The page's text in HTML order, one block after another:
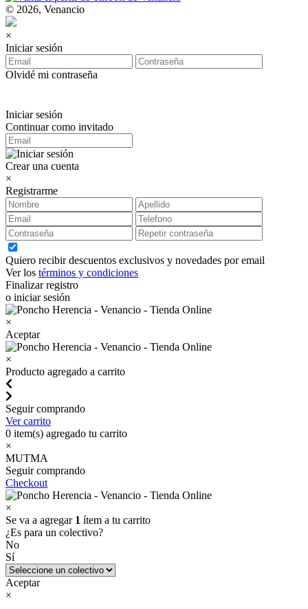
© 2026, Venancio
×
Iniciar sesión
Olvidé mi contraseña
Iniciar sesión
Continuar como invitado
Crear una cuenta
×
Registrarme
Quiero recibir descuentos exclusivos y novedades por email
Ver los términos y condiciones
Finalizar registro
o iniciar sesión
×
Aceptar
×
Producto agregado a carrito
Seguir comprando
Ver carrito
0 item(s) agregado tu carrito
×
MUTMA
Seguir comprando
Checkout
×
Se va a agregar 1 ítem a tu carrito
¿Es para un colectivo?
No
Sí
Aceptar
×